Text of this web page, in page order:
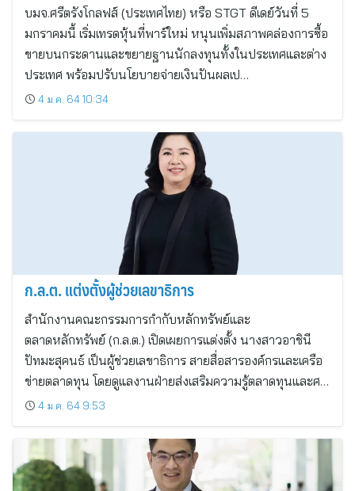
บมจ.ศรีตรังโกลฟส์ (ประเทศไทย) หรือ STGT ดีเดย์วันที่ 5
มกราคมนี้ เริ่มเทรดหุ้นที่พาร์ใหม่ หนุนเพิ่มสภาพคล่องการซื้อ
ขายบนกระดานและขยายฐานนักลงทุนทั้งในประเทศและต่าง
ประเทศ พร้อมปรับนโยบายจ่ายเงินปันผลเป…
4 ม.ค. 64 10:34
ก.ล.ต. แต่งตั้งผู้ช่วยเลขาธิการ
สำนักงานคณะกรรมการกำกับหลักทรัพย์และ
ตลาดหลักทรัพย์ (ก.ล.ต.) เปิดเผยการแต่งตั้ง นางสาวอาชินี
ปัทมะสุคนธ์ เป็นผู้ช่วยเลขาธิการ สายสื่อสารองค์กรและเครือ
ข่ายตลาดทุน โดยดูแลงานฝ่ายส่งเสริมความรู้ตลาดทุนและศ…
4 ม.ค. 64 9:53